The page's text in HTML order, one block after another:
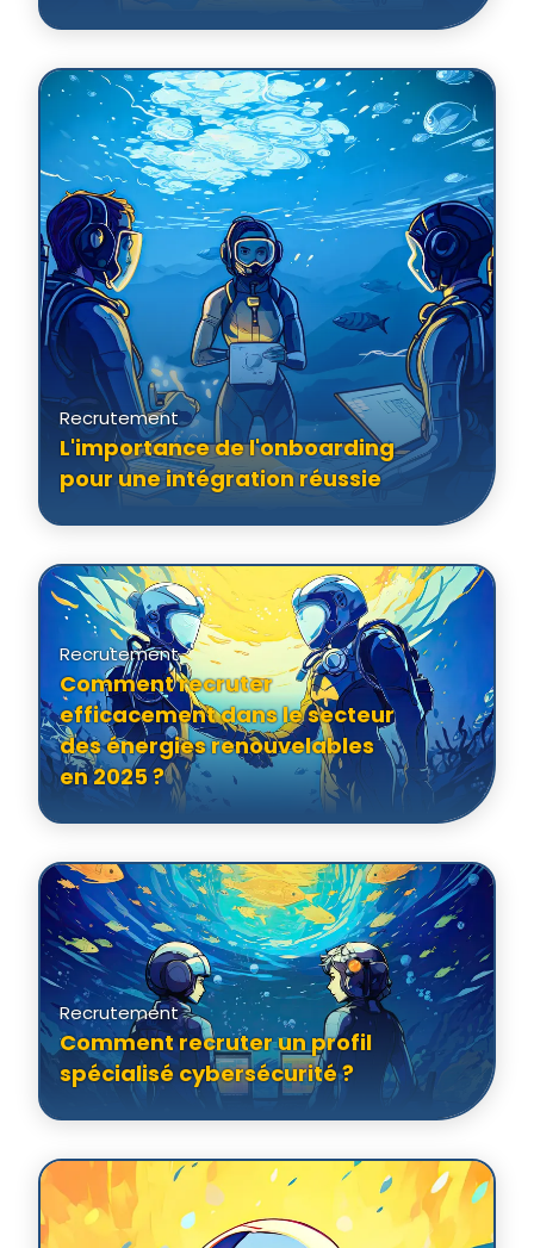
Recrutement
L'importance de l'onboarding
pour une intégration réussie
Recrutement
Comment recruter
efficacement dans le secteur
des énergies renouvelables
en 2025 ?
Recrutement
Comment recruter un profil
spécialisé cybersécurité ?